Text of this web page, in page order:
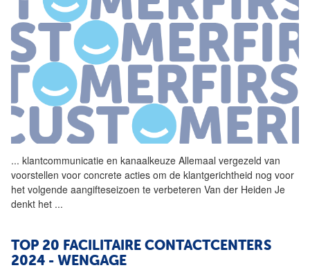
... klantcommunicatie en kanaalkeuze Allemaal vergezeld van
voorstellen voor concrete acties om de klantgerichtheid nog voor
het volgende aangifteseizoen te verbeteren Van der Heiden Je
denkt het ...
TOP 20 FACILITAIRE CONTACTCENTERS
2024 - WENGAGE